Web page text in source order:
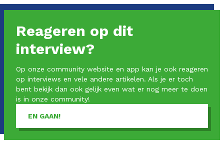
Reageren op dit
interview?
Op onze community website en app kan je ook reageren
op interviews en vele andere artikelen. Als je er toch
bent bekijk dan ook gelijk even wat er nog meer te doen
is in onze community!
EN GAAN!